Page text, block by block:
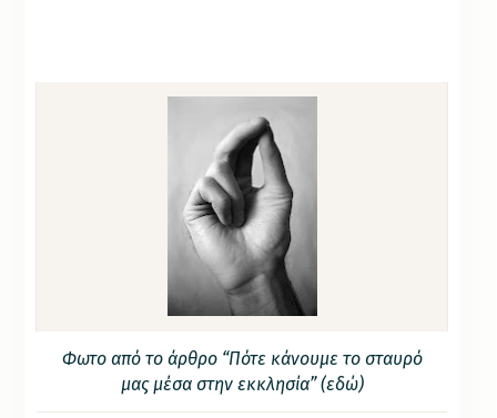
Φωτο από το άρθρο “Πότε κάνουμε το σταυρό
μας μέσα στην εκκλησία” (εδώ)